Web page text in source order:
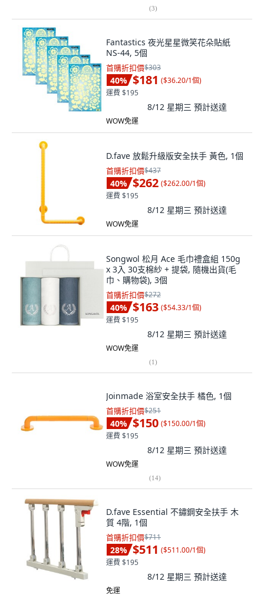
(3)
Fantastics 夜光星星微笑花朵貼紙
NS-44, 5個
首購折扣價$303
40% $181 ($36.20/1個)
運費 $195
8/12 星期三 預計送達
WOW免運
D.fave 放鬆升級版安全扶手 黃色, 1個
首購折扣價$437
40% $262 ($262.00/1個)
運費 $195
8/12 星期三 預計送達
WOW免運
Songwol 松月 Ace 毛巾禮盒組 150g
x 3入 30支棉紗 + 提袋, 隨機出貨(毛
巾、購物袋), 3個
首購折扣價$272
40% $163 ($54.33/1個)
運費 $195
8/12 星期三 預計送達
WOW免運
(1)
Joinmade 浴室安全扶手 橘色, 1個
首購折扣價$251
40% $150 ($150.00/1個)
運費 $195
8/12 星期三 預計送達
WOW免運
(14)
D.fave Essential 不鏽鋼安全扶手 木
質 4階, 1個
首購折扣價$711
28% $511 ($511.00/1個)
運費 $195
8/12 星期三 預計送達
免運